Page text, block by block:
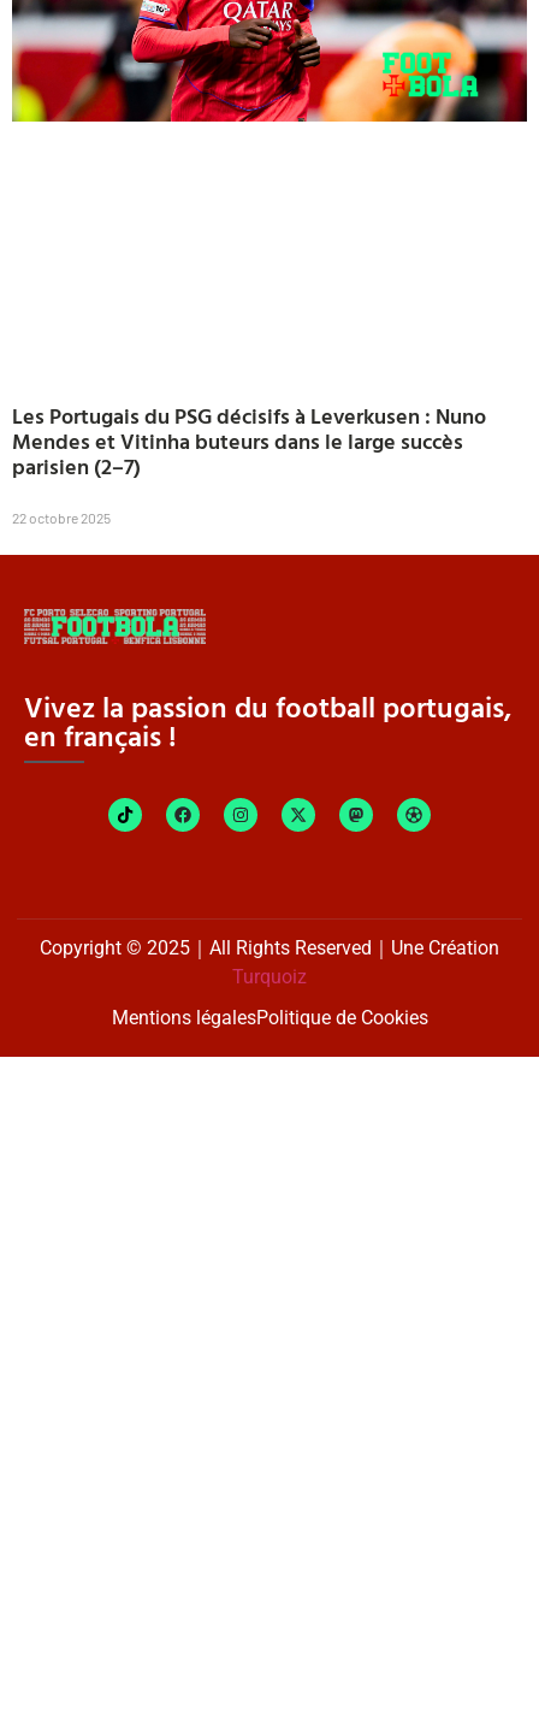
Les Portugais du PSG décisifs à Leverkusen : Nuno
Mendes et Vitinha buteurs dans le large succès
parisien (2–7)
22 octobre 2025
Vivez la passion du football portugais,
en français !
Copyright © 2025｜All Rights Reserved｜Une Création
Turquoiz
Mentions légalesPolitique de Cookies